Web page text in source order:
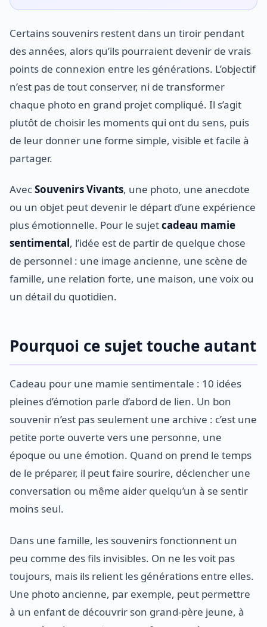
Certains souvenirs restent dans un tiroir pendant
des années, alors qu’ils pourraient devenir de vrais
points de connexion entre les générations. L’objectif
n’est pas de tout conserver, ni de transformer
chaque photo en grand projet compliqué. Il s’agit
plutôt de choisir les moments qui ont du sens, puis
de leur donner une forme simple, visible et facile à
partager.
AvecSouvenirs Vivants, une photo, une anecdote
ou un objet peut devenir le départ d’une expérience
plus émotionnelle. Pour le sujetcadeau mamie
sentimental, l’idée est de partir de quelque chose
de personnel : une image ancienne, une scène de
famille, une relation forte, une maison, une voix ou
un détail du quotidien.
Pourquoi ce sujet touche autant
Cadeau pour une mamie sentimentale : 10 idées
pleines d’émotion parle d’abord de lien. Un bon
souvenir n’est pas seulement une archive : c’est une
petite porte ouverte vers une personne, une
époque ou une émotion. Quand on prend le temps
de le préparer, il peut faire sourire, déclencher une
conversation ou même aider quelqu’un à se sentir
moins seul.
Dans une famille, les souvenirs fonctionnent un
peu comme des fils invisibles. On ne les voit pas
toujours, mais ils relient les générations entre elles.
Une photo ancienne, par exemple, peut permettre
à un enfant de découvrir son grand-père jeune, à